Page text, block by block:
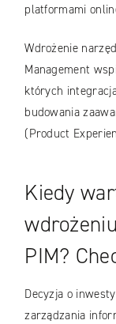
platformami
Wdrożenie
Management
których
budowania
(Product
Kiedy
PIM?
Decyzja o
zarządzania